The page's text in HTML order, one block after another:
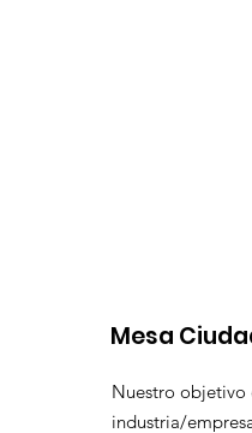
Mesa
Nuestro objetivo
industria/